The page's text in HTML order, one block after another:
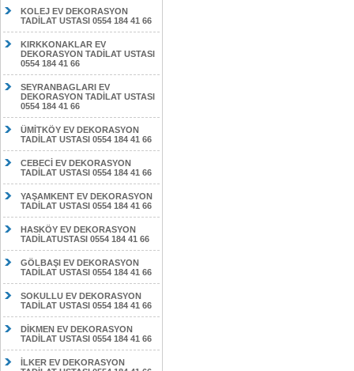
KOLEJ EV DEKORASYON
TADİLAT USTASI 0554 184 41 66
KIRKKONAKLAR EV
DEKORASYON TADİLAT USTASI
0554 184 41 66
SEYRANBAGLARI EV
DEKORASYON TADİLAT USTASI
0554 184 41 66
ÜMİTKÖY EV DEKORASYON
TADİLAT USTASI 0554 184 41 66
CEBECİ EV DEKORASYON
TADİLAT USTASI 0554 184 41 66
YAŞAMKENT EV DEKORASYON
TADİLAT USTASI 0554 184 41 66
HASKÖY EV DEKORASYON
TADİLATUSTASI 0554 184 41 66
GÖLBAŞI EV DEKORASYON
TADİLAT USTASI 0554 184 41 66
SOKULLU EV DEKORASYON
TADİLAT USTASI 0554 184 41 66
DİKMEN EV DEKORASYON
TADİLAT USTASI 0554 184 41 66
İLKER EV DEKORASYON